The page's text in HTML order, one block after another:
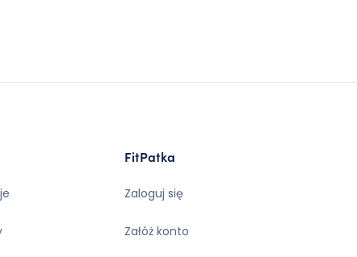
FitPatka
Zaloguj się
Załóż konto